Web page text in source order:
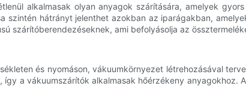
alkalmasak olyan anyagok szárítására, amelyek
szintén hátrányt jelenthet azokban az iparágakban,
szárítóberendezéseknek, ami befolyásolja az
és nyomáson, vákuumkörnyezet létrehozásával
így a vákuumszárítók alkalmasak hőérzékeny